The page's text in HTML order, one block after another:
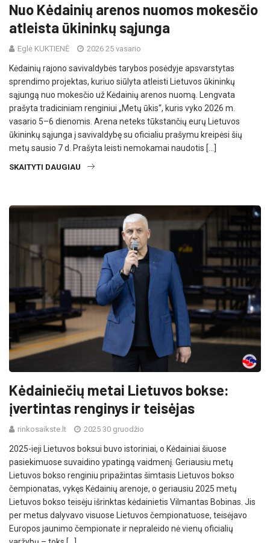
Nuo Kėdainių arenos nuomos mokesčio
atleista ūkininkų sąjunga
Eglė KUKTIENĖ 2026 25 vasario
Kėdainių rajono savivaldybės tarybos posėdyje apsvarstytas
sprendimo projektas, kuriuo siūlyta atleisti Lietuvos ūkininkų
sąjungą nuo mokesčio už Kėdainių arenos nuomą. Lengvata
prašyta tradiciniam renginiui „Metų ūkis“, kuris vyko 2026 m.
vasario 5–6 dienomis. Arena neteks tūkstančių eurų Lietuvos
ūkininkų sąjunga į savivaldybę su oficialiu prašymu kreipėsi šių
metų sausio 7 d. Prašyta leisti nemokamai naudotis […]
SKAITYTI DAUGIAU
Kėdainiečių metai Lietuvos bokse:
įvertintas renginys ir teisėjas
rinkosaikste.lt 2025 30 gruodžio
2025-ieji Lietuvos boksui buvo istoriniai, o Kėdainiai šiuose
pasiekimuose suvaidino ypatingą vaidmenį. Geriausiu metų
Lietuvos bokso renginiu pripažintas šimtasis Lietuvos bokso
čempionatas, vykęs Kėdainių arenoje, o geriausiu 2025 metų
Lietuvos bokso teisėju išrinktas kėdainietis Vilmantas Bobinas. Jis
per metus dalyvavo visuose Lietuvos čempionatuose, teisėjavo
Europos jaunimo čempionate ir nepraleido nė vienų oficialių